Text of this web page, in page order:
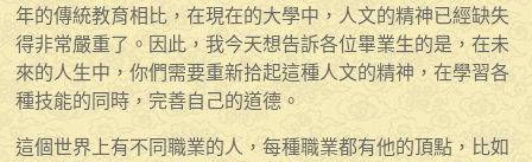
年的傳統教育相比，在現在的大學中，人文的精神已經缺失
得非常嚴重了。因此，我今天想告訴各位畢業生的是，在未
來的人生中，你們需要重新拾起這種人文的精神，在學習各
種技能的同時，完善自己的道德。
這個世界上有不同職業的人，每種職業都有他的頂點，比如